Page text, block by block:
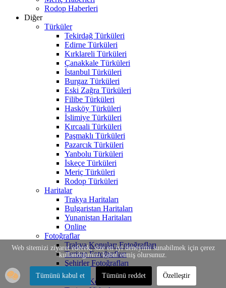
Rodop Haberleri
Diğer
Türküler
Tekirdağ Türküleri
Edirne Türküleri
Kırklareli Türküleri
Çanakkale Türküleri
İstanbul Türküleri
Burgaz Türküleri
Eski Zağra Türküleri
Filibe Türküleri
Hasköy Türküleri
İslimiye Türküleri
Kırcaali Türküleri
Paşmaklı Türküleri
Pazarcık Türküleri
Yanbolu Türküleri
İskeçe Türküleri
Meriç Türküleri
Rodop Türküleri
Haritalar
Trakya Haritaları
Bulgaristan Haritaları
Yunanistan Haritaları
Online
Fotoğraflar
Trakya Konuları Fotoğrafları
Turizm Fotoğrafları
Şehirler Fotoğrafları
Videolar
Trakya Konuları Videoları
Web sitemizi ziyaret ederek, size en iyi deneyimi sunabilmek için çerez
kullandığımızı kabul etmiş olursunuz.
Tümünü kabul et Tümünü reddet Özelleştir